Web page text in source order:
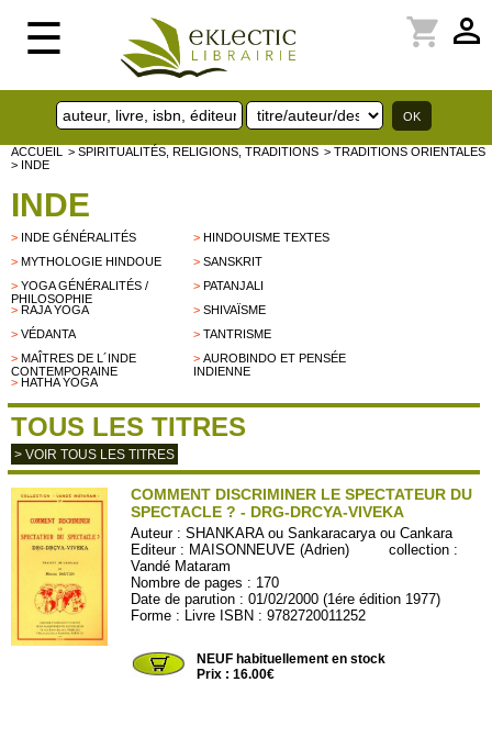
☰ perm_identity
shopping_cart
ACCUEIL > SPIRITUALITÉS, RELIGIONS, TRADITIONS > TRADITIONS ORIENTALES
> INDE
INDE
> INDE GÉNÉRALITÉS >HINDOUISME TEXTES
> MYTHOLOGIE HINDOUE >SANSKRIT
> YOGA GÉNÉRALITÉS /
PHILOSOPHIE
>PATANJALI
> RAJA YOGA >SHIVAÏSME
> VÉDANTA >TANTRISME
> MAÎTRES DE L´INDE
CONTEMPORAINE
>AUROBINDO ET PENSÉE
INDIENNE
> HATHA YOGA
TOUS LES TITRES
> VOIR TOUS LES TITRES
COMMENT DISCRIMINER LE SPECTATEUR DU
SPECTACLE ? - DRG-DRCYA-VIVEKA
Auteur :SHANKARA ou Sankaracarya ou Cankara
Editeur : MAISONNEUVE (Adrien) collection :
Vandé Mataram
Nombre de pages : 170
Date de parution : 01/02/2000 (1ére édition 1977)
Forme : Livre ISBN : 9782720011252
NEUF habituellement en stock
Prix : 16.00€